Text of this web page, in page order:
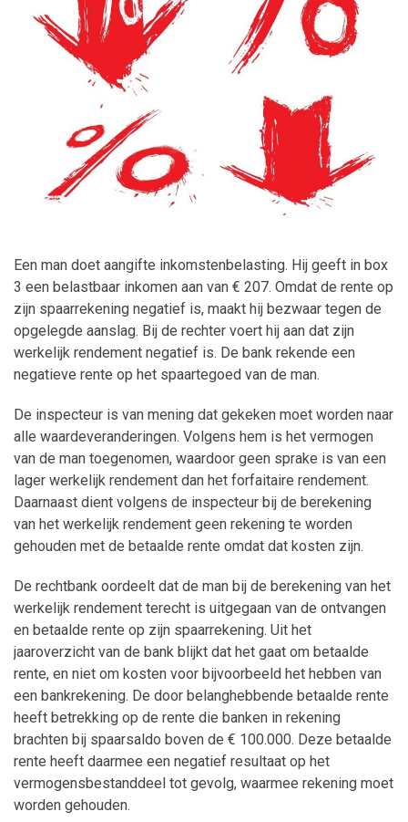
Maatwerk
Een man doet aangifte inkomstenbelasting. Hij geeft in box
3 een belastbaar inkomen aan van € 207. Omdat de rente op
zijn spaarrekening negatief is, maakt hij bezwaar tegen de
opgelegde aanslag. Bij de rechter voert hij aan dat zijn
werkelijk rendement negatief is. De bank rekende een
negatieve rente op het spaartegoed van de man.
De inspecteur is van mening dat gekeken moet worden naar
alle waardeveranderingen. Volgens hem is het vermogen
van de man toegenomen, waardoor geen sprake is van een
lager werkelijk rendement dan het forfaitaire rendement.
Daarnaast dient volgens de inspecteur bij de berekening
van het werkelijk rendement geen rekening te worden
gehouden met de betaalde rente omdat dat kosten zijn.
De rechtbank oordeelt dat de man bij de berekening van het
werkelijk rendement terecht is uitgegaan van de ontvangen
en betaalde rente op zijn spaarrekening. Uit het
jaaroverzicht van de bank blijkt dat het gaat om betaalde
rente, en niet om kosten voor bijvoorbeeld het hebben van
een bankrekening. De door belanghebbende betaalde rente
heeft betrekking op de rente die banken in rekening
brachten bij spaarsaldo boven de € 100.000. Deze betaalde
rente heeft daarmee een negatief resultaat op het
vermogensbestanddeel tot gevolg, waarmee rekening moet
worden gehouden.